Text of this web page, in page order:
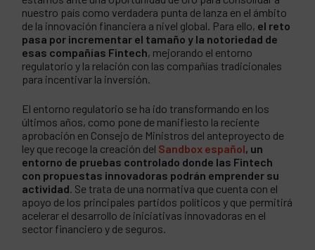
nuestro país como verdadera punta de lanza en el ámbito
de la innovación financiera a nivel global. Para ello, el reto
pasa por incrementar el tamaño y la notoriedad de
esas compañías Fintech, mejorando el entorno
regulatorio y la relación con las compañías tradicionales
para incentivar la inversión.
El entorno regulatorio se ha ido transformando en los
últimos años, como pone de manifiesto la reciente
aprobación en Consejo de Ministros del anteproyecto de
ley que recoge la creación del Sandbox español, un
entorno de pruebas controlado donde las Fintech
con propuestas innovadoras podrán emprender su
actividad . Se trata de una normativa que cuenta con el
apoyo de los principales partidos políticos y que permitirá
acelerar el desarrollo de iniciativas innovadoras en el
sector financiero y de seguros.